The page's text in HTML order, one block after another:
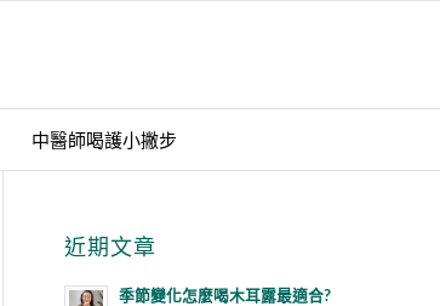
中醫師喝護小撇步
近期文章
季節變化怎麼喝木耳露最適合?